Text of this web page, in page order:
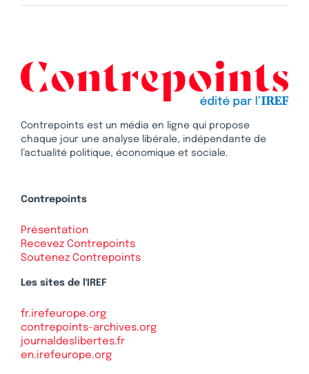
Contrepoints est un média en ligne qui propose
chaque jour une analyse libérale, indépendante de
l’actualité politique, économique et sociale.
Contrepoints
Présentation
Recevez Contrepoints
Soutenez Contrepoints
Les sites de l'IREF
fr.irefeurope.org
contrepoints-archives.org
journaldeslibertes.fr
en.irefeurope.org